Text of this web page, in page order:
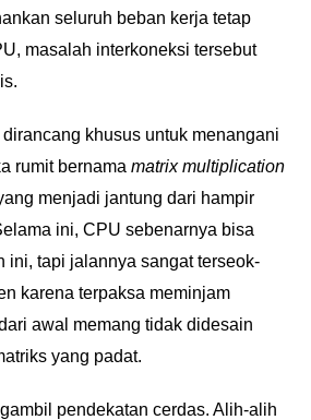
seluruh beban kerja tetap
masalah interkoneksi tersebut
khusus untuk menangani
rumit bernama matrix multiplication
menjadi jantung dari hampir
ini, CPU sebenarnya bisa
ini, tapi jalannya sangat terseok-
karena terpaksa meminjam
awal memang tidak didesain
yang padat.
pendekatan cerdas. Alih-alih